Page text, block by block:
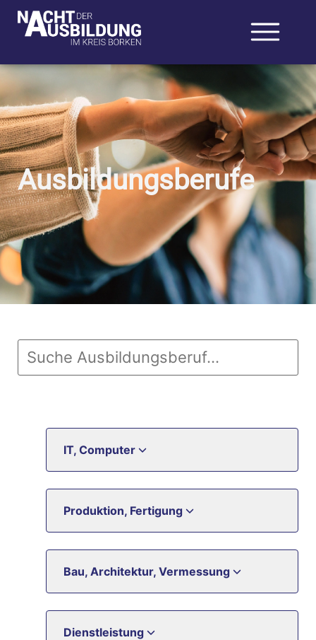
Ausbildungsberufe
IT, Computer
Produktion, Fertigung
Bau, Architektur, Vermessung
Dienstleistung